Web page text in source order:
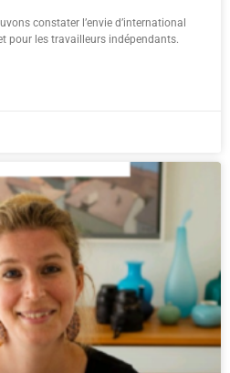
constater l’envie d’international
pour les travailleurs indépendants.